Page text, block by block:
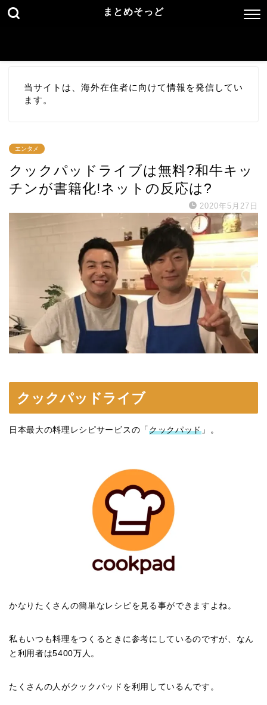
まとめそっど
当サイトは、海外在住者に向けて情報を発信してい
ます。
エンタメ
クックパッドライブは無料?和牛キッ
チンが書籍化!ネットの反応は?
2020年5月27日
クックパッドライブ
日本最大の料理レシピサービスの「 クックパッド」。
かなりたくさんの簡単なレシピを見る事ができますよね。
私もいつも料理をつくるときに参考にしているのですが、なん
と利用者は5400万人。
たくさんの人がクックパッドを利用しているんです。